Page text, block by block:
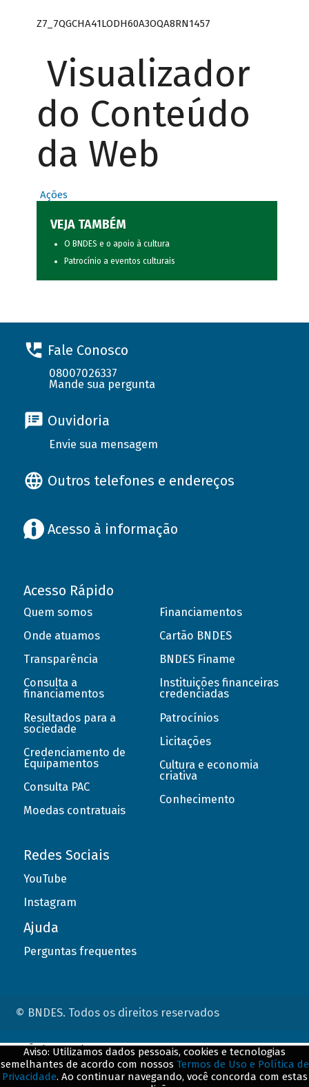
Z7_7QGCHA41LODH60A3OQA8RN1457
Visualizador
do Conteúdo
da Web
Ações
VEJA TAMBÉM
O BNDES e o apoio à cultura
Patrocínio a eventos culturais
Fale Conosco
08007026337
Mande sua pergunta
Ouvidoria
Envie sua mensagem
Outros telefones e endereços
Acesso à informação
Acesso Rápido
Quem somos
Onde atuamos
Transparência
Consulta a
financiamentos
Resultados para a
sociedade
Credenciamento de
Equipamentos
Consulta PAC
Moedas contratuais
Financiamentos
Cartão BNDES
BNDES Finame
Instituições financeiras
credenciadas
Patrocínios
Licitações
Cultura e economia
criativa
Conhecimento
Redes Sociais
YouTube
Instagram
Ajuda
Perguntas frequentes
© BNDES. Todos os direitos reservados
Aviso: Utilizamos dados pessoais, cookies e tecnologias
semelhantes de acordo com nossos Termos de Uso e Política de
Privacidade. Ao continuar navegando, você concorda com estas
ConteÃºdo complementar
${title}${badge}